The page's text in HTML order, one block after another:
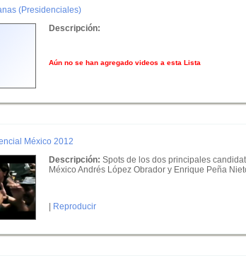
(Presidenciales)
Descripción:
Aún no se han agregado videos a esta Lista
México 2012
Descripción: Spots de los dos principales
México Andrés López Obrador y Enrique Peña
| Reproducir